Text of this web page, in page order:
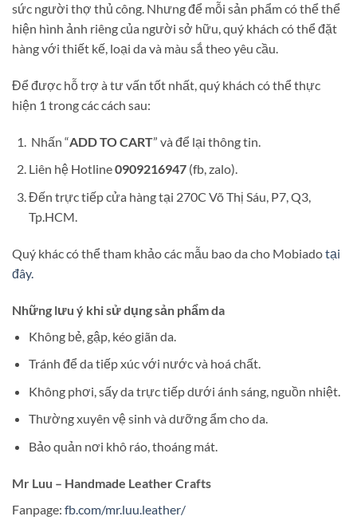
sức người thợ thủ công. Nhưng để mỗi sản phẩm có thể thể
hiện hình ảnh riêng của người sở hữu, quý khách có thể đặt
hàng với thiết kế, loại da và màu sắ theo yêu cầu.
Để được hỗ trợ à tư vấn tốt nhất, quý khách có thể thực
hiện 1 trong các cách sau:
Nhấn “ADD TO CART” và để lại thông tin.
Liên hệ Hotline0909216947(fb, zalo).
Đến trực tiếp cửa hàng tại 270C Võ Thị Sáu, P7, Q3,
Tp.HCM.
Quý khác có thể tham khảo các mẫu bao da cho Mobiadotại
đây.
Những lưu ý khi sử dụng sản phẩm da
Không bẻ, gập, kéo giãn da.
Tránh để da tiếp xúc với nước và hoá chất.
Không phơi, sấy da trực tiếp dưới ánh sáng, nguồn nhiệt.
Thường xuyên vệ sinh và dưỡng ẩm cho da.
Bảo quản nơi khô ráo, thoáng mát.
Mr Luu – Handmade Leather Crafts
Fanpage: fb.com/mr.luu.leather/